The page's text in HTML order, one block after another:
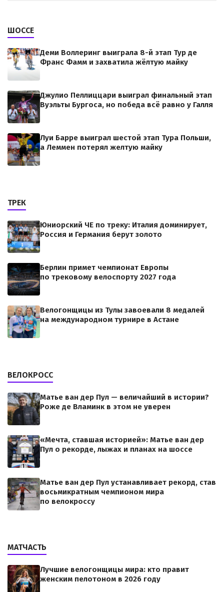
ШОССЕ
Деми Воллеринг выиграла 8-й этап Тур де
Франс Фамм и захватила жёлтую майку
Джулио Пеллиццари выиграл финальный этап
Вуэльты Бургоса, но победа всё равно у Галля
Луи Барре выиграл шестой этап Тура Польши,
а Леммен потерял желтую майку
ТРЕК
Юниорский ЧЕ по треку: Италия доминирует,
Россия и Германия берут золото
Берлин примет чемпионат Европы
по трековому велоспорту 2027 года
Велогонщицы из Тулы завоевали 8 медалей
на международном турнире в Астане
ВЕЛОКРОСС
Матье ван дер Пул — величайший в истории?
Роже де Вламинк в этом не уверен
«Мечта, ставшая историей»: Матье ван дер
Пул о рекорде, лыжах и планах на шоссе
Матье ван дер Пул устанавливает рекорд, став
восьмикратным чемпионом мира
по велокроссу
МАТЧАСТЬ
Лучшие велогонщицы мира: кто правит
женским пелотоном в 2026 году